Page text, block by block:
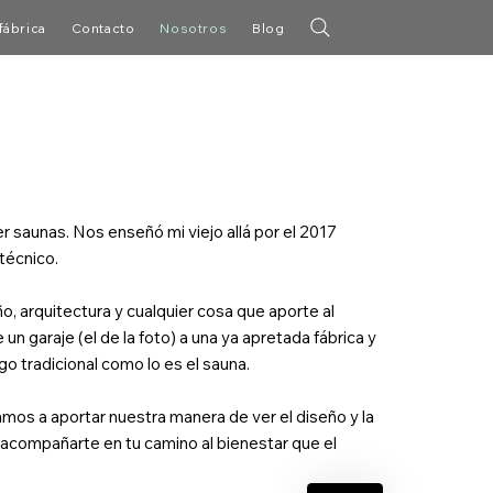
Contacto Nosotros Blog
Nos enseñó mi viejo allá por el 2017
arquitectura y cualquier cosa que aporte al
garaje (el de la foto) a una ya apretada fábrica y
tradicional como lo es el sauna.
a aportar nuestra manera de ver el diseño y la
en tu camino al bienestar que el